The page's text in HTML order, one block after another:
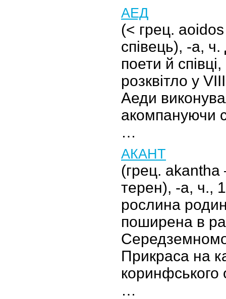
АЕД
(< грец.
співець), -а, ч.
поети й
розквітло у
Аеди
акомпануючи
…
АКАНТ
(грец.
терен), -а, ч.,
рослина
поширена в
Прикраса на
…